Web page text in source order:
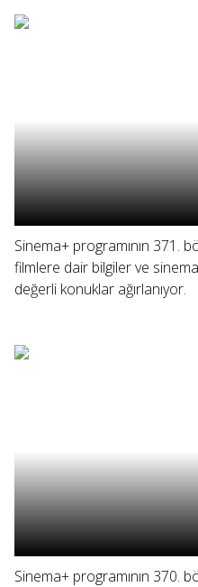
Sinema+ programının 371.
filmlere dair bilgiler ve
değerli konuklar ağırlanıyor.
Sinema+ programının 370.